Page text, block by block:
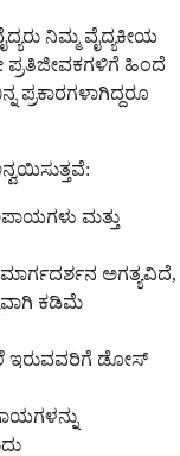
ನಿಮ್ಮ ವೈದ್ಯಕೀಯ
ಪ್ರತಿಜೀವಕಗಳಿಗೆ ಹಿಂದೆ
ಪ್ರಕಾರಗಳಾಗಿದ್ದರೂ
ಮತ್ತು
ಮಾರ್ಗದರ್ಶನ ಅಗತ್ಯವಿದೆ,
ಕಡಿಮೆ
ಇರುವವರಿಗೆ ಡೋಸ್